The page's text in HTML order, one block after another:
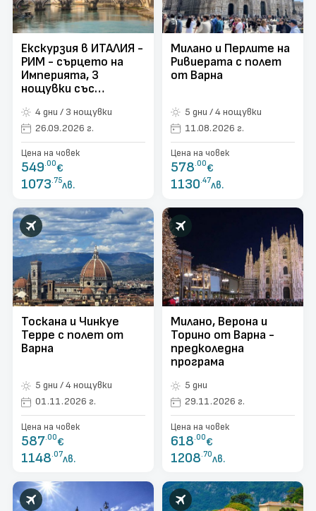
Екскурзия в ИТАЛИЯ -
РИМ - сърцето на
Империята, 3
нощувки със
обслужване на
български език! С
директен полет от
ВАРНА!
4 дни / 3 нощувки
26.09.2026 г.
Цена на човек
549.00€
1073.75лв.
Милано и Перлите на
Ривиерата с полет
от Варна
5 дни / 4 нощувки
11.08.2026 г.
Цена на човек
578.00€
1130.47лв.
Тоскана и Чинкуе
Терре с полет от
Варна
5 дни / 4 нощувки
01.11.2026 г.
Цена на човек
587.00€
1148.07лв.
Милано, Верона и
Торино от Варна -
предколедна
програма
5 дни
29.11.2026 г.
Цена на човек
618.00€
1208.70лв.